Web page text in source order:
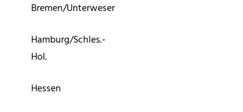
Bremen/Unterweser
Hamburg/Schles.-
Hol.
Hessen